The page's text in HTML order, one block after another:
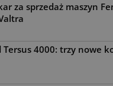
za sprzedaż maszyn
4000: trzy nowe